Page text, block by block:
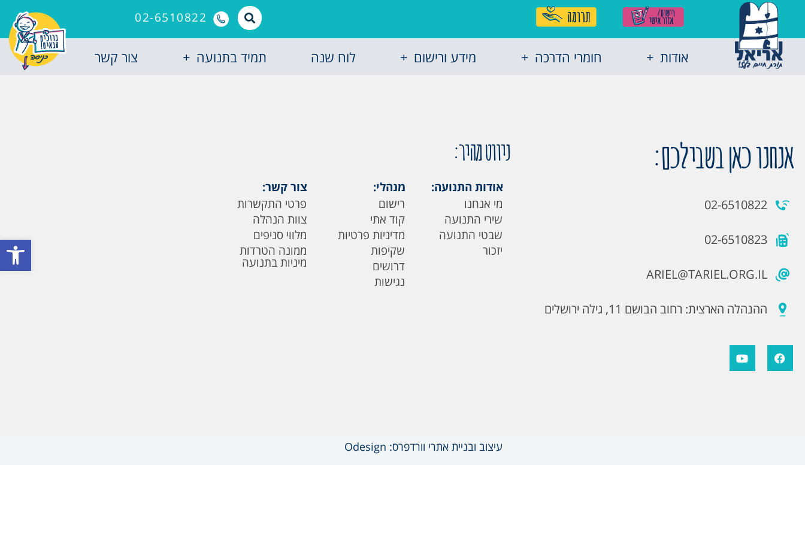
פתח
02-6510822
אודות חומרי הדרכה מידע ורישום לוח שנה תמיד בתנועה צור קשר
אנחנו כאן בשבילכם:
02-6510822
02-6510823
ARIEL@TARIEL.ORG.IL
ההנהלה הארצית: רחוב הבושם 11, גילה ירושלים
ניווט מהיר:
אודות התנועה:
מי אנחנו
שירי התנועה
שבטי התנועה
יזכור
מנהלי:
רישום
קוד אתי
מדיניות פרטיות
שקיפות
דרושים
נגישות
צור קשר:
פרטי התקשרות
צוות הנהלה
מלווי סניפים
ממונה הטרדות
מיניות בתנועה
עיצוב ובניית אתרי וורדפרס: Odesign